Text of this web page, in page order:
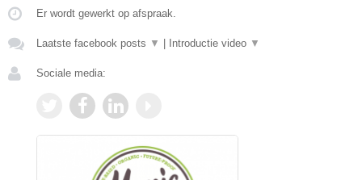
Er wordt gewerkt op afspraak.
Laatste facebook posts ▼ Introductie video ▼
Sociale media: